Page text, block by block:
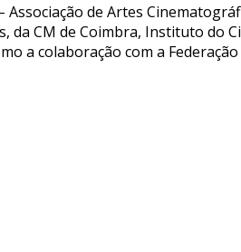
de Artes
CM de Coimbra, Instituto do
a colaboração com a